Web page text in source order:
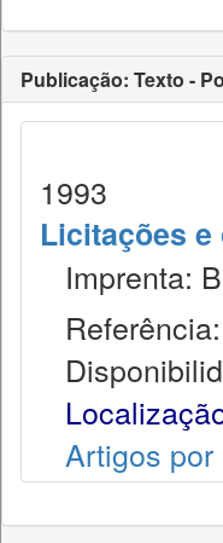
Publicação: Texto -
1993
Licitações
Imprenta:
Artigos por